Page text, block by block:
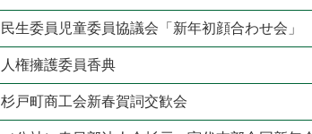
民生委員児童委員協議会「新年初顔合わせ会」
人権擁護委員香典
杉戸町商工会新春賀詞交歓会